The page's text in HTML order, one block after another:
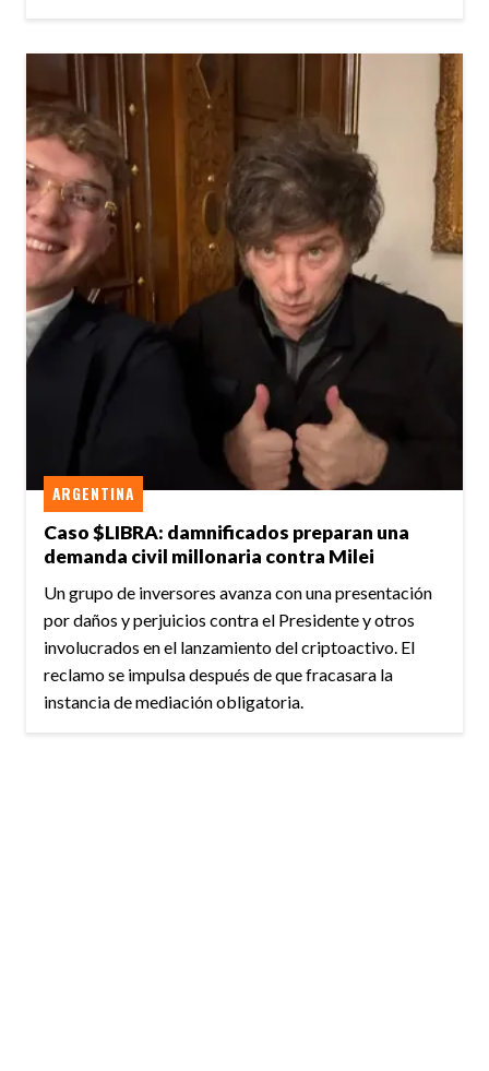
Caso $LIBRA: damnificados preparan una
demanda civil millonaria contra Milei
ARGENTINA
Un grupo de inversores avanza con una presentación
por daños y perjuicios contra el Presidente y otros
involucrados en el lanzamiento del criptoactivo. El
reclamo se impulsa después de que fracasara la
instancia de mediación obligatoria.